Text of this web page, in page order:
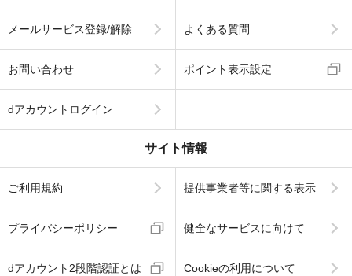
メールサービス登録/解除 よくある質問
お問い合わせ ポイント表示設定
dアカウントログイン
サイト情報
ご利用規約 提供事業者等に関する表示
プライバシーポリシー 健全なサービスに向けて
dアカウント2段階認証とは Cookieの利用について